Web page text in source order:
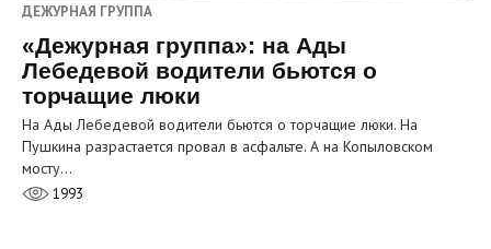
ДЕЖУРНАЯ ГРУППА
«Дежурная группа»: на Ады
Лебедевой водители бьются о
торчащие люки
На Ады Лебедевой водители бьются о торчащие люки. На
Пушкина разрастается провал в асфальте. А на Копыловском
мосту…
1993